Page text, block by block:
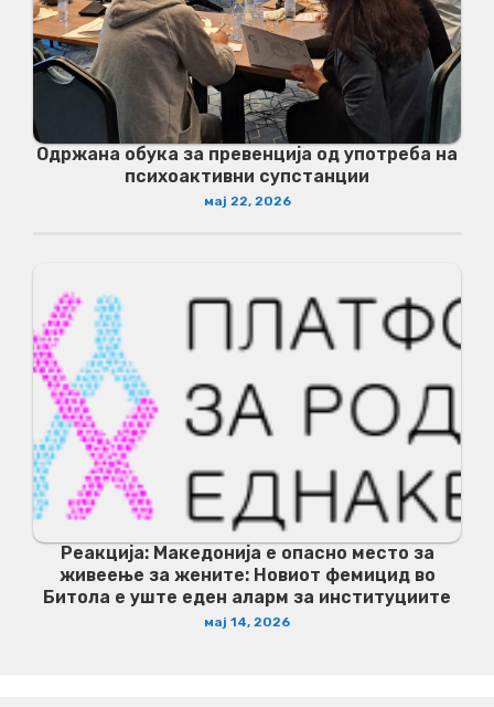
Одржана обука за превенција од употреба на
психоактивни супстанции
мај 22, 2026
Реакција: Македонија е опасно место за
живеење за жените: Новиот фемицид во
Битола е уште еден аларм за институциите
мај 14, 2026